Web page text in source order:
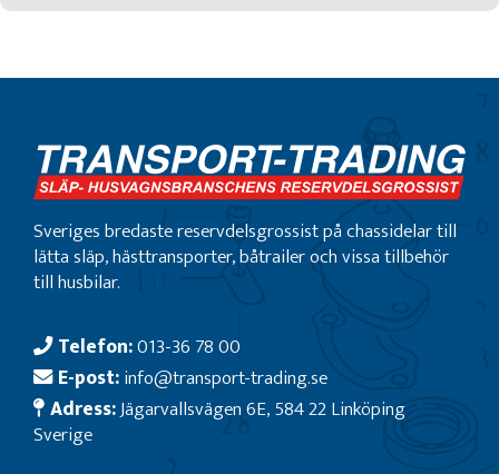
Sveriges bredaste reservdelsgrossist på chassidelar till
lätta släp, hästtransporter, båtrailer och vissa tillbehör
till husbilar.
Telefon:013-36 78 00
E-post:info@transport-trading.se
Adress:Jägarvallsvägen 6E, 584 22 Linköping
Sverige